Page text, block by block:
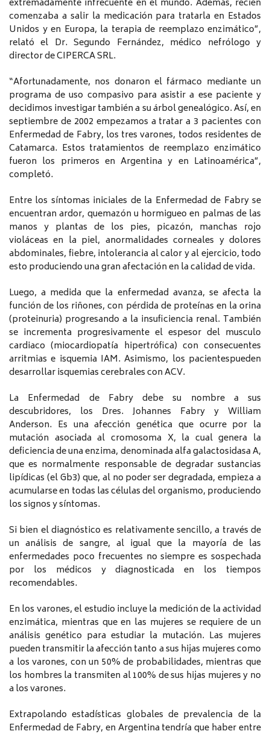
extremadamente infrecuente en el mundo. Además, recién
comenzaba a salir la medicación para tratarla en Estados
Unidos y en Europa, la terapia de reemplazo enzimático”,
relató el Dr. Segundo Fernández, médico nefrólogo y
director de CIPERCA SRL.
“Afortunadamente, nos donaron el fármaco mediante un
programa de uso compasivo para asistir a ese paciente y
decidimos investigar también a su árbol genealógico. Así, en
septiembre de 2002 empezamos a tratar a 3 pacientes con
Enfermedad de Fabry, los tres varones, todos residentes de
Catamarca. Estos tratamientos de reemplazo enzimático
fueron los primeros en Argentina y en Latinoamérica”,
completó.
Entre los síntomas iniciales de la Enfermedad de Fabry se
encuentran ardor, quemazón u hormigueo en palmas de las
manos y plantas de los pies, picazón, manchas rojo
violáceas en la piel, anormalidades corneales y dolores
abdominales, fiebre, intolerancia al calor y al ejercicio, todo
esto produciendo una gran afectación en la calidad de vida.
Luego, a medida que la enfermedad avanza, se afecta la
función de los riñones, con pérdida de proteínas en la orina
(proteinuria) progresando a la insuficiencia renal. También
se incrementa progresivamente el espesor del musculo
cardiaco (miocardiopatía hipertrófica) con consecuentes
arritmias e isquemia IAM. Asimismo, los pacientespueden
desarrollar isquemias cerebrales con ACV.
La Enfermedad de Fabry debe su nombre a sus
descubridores, los Dres. Johannes Fabry y William
Anderson. Es una afección genética que ocurre por la
mutación asociada al cromosoma X, la cual genera la
deficiencia de una enzima, denominada alfa galactosidasa A,
que es normalmente responsable de degradar sustancias
lipídicas (el Gb3) que, al no poder ser degradada, empieza a
acumularse en todas las células del organismo, produciendo
los signos y síntomas.
Si bien el diagnóstico es relativamente sencillo, a través de
un análisis de sangre, al igual que la mayoría de las
enfermedades poco frecuentes no siempre es sospechada
por los médicos y diagnosticada en los tiempos
recomendables.
En los varones, el estudio incluye la medición de la actividad
enzimática, mientras que en las mujeres se requiere de un
análisis genético para estudiar la mutación. Las mujeres
pueden transmitir la afección tanto a sus hijas mujeres como
a los varones, con un 50% de probabilidades, mientras que
los hombres la transmiten al 100% de sus hijas mujeres y no
a los varones.
Extrapolando estadísticas globales de prevalencia de la
Enfermedad de Fabry, en Argentina tendría que haber entre